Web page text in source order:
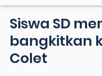
Siswa SD
bangkitkan
Colet